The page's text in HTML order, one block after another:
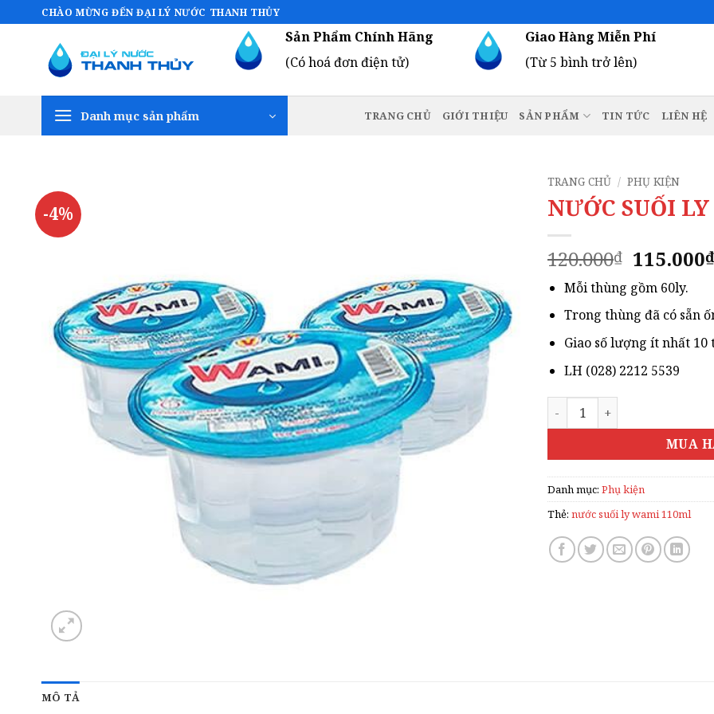
qua
CHÀO MỪNG ĐẾN ĐẠI LÝ NƯỚC THANH THỦY
Sản Phẩm Chính Hãng
(Có hoá đơn điện tử)
Giao Hàng Miễn Phí
(Từ 5 bình trở lên)
Danh mục sản phẩm TRANG CHỦ GIỚI THIỆU SẢN PHẨM TIN TỨC LIÊN HỆ
-4%
TRANG CHỦ / PHỤ KIỆN
NƯỚC SUỐI
120.000₫ Giá
gốc
là:
115.000₫
Mỗi thùng gồm 60ly.
Trong thùng đã có sẵn
Giao số lượng ít nhất 10
LH (028) 2212 5539
NƯỚC SUỐI LY WAMI
MUA
Danh mục: Phụ kiện
Thẻ: nước suối ly wami 110ml
MÔ TẢ